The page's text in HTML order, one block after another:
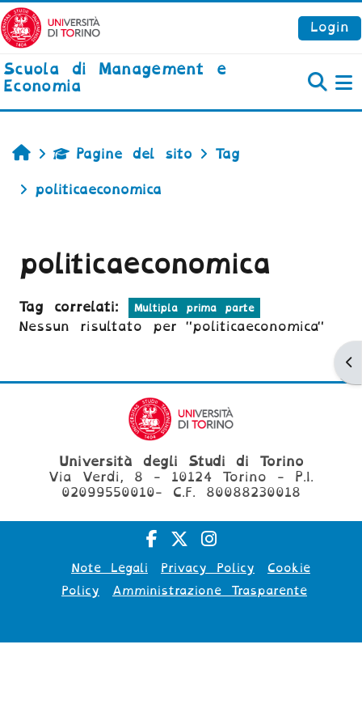
Vai al contenuto principale
Login
Scuola di Management e
Economia
HomePagine del sito Tag
politicaeconomica
politicaeconomica
Tag correlati: Multipla prima parte
Nessun risultato per "politicaeconomica"
Università degli Studi di Torino
Via Verdi, 8 - 10124 Torino - P.I.
02099550010- C.F. 80088230018
Note Legali Privacy Policy
Cookie
Policy
Amministrazione Trasparente